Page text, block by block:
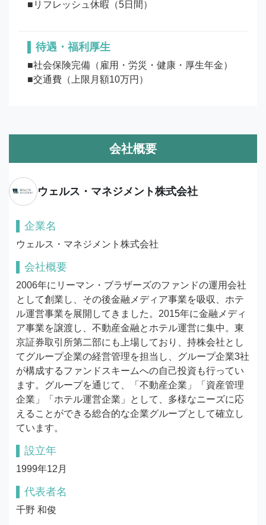
待遇・福利厚生
■社会保険完備（雇用・労災・健康・厚生年金）
■交通費（上限月額10万円）
会社概要
ウェルス・マネジメント株式会社
企業名
ウェルス・マネジメント株式会社
会社概要
2006年にリーマン・ブラザーズのファンドの運用会社
として創業し、その後金融メディア事業を吸収、ホテ
ル運営事業を展開してきました。2015年に金融メディ
ア事業を譲渡し、不動産金融とホテル運営に集中。東
京証券取引所第二部にも上場しており、持株会社とし
てグループ企業の経営管理を担当し、グループ企業3社
が構成するファンドスキームへの自己投資も行ってい
ます。グループを通じて、「不動産企業」「資産管理
企業」「ホテル運営企業」として、多様なニーズに応
えることができる総合的な企業グループとして確立し
ています。
設立年
1999年12月
代表者名
千野 和俊